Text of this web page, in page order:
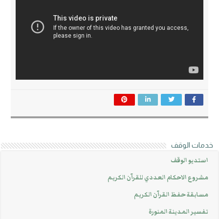
خدمات الوقف
استديو الوقف
مشروع الاحكام العددي للقرآن الكريم
مسابقة حفظ القرآن الكريم
تفسير المدينة المنورة